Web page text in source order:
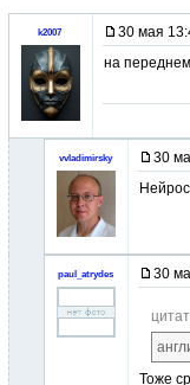
k2007 30 мая
на
vvladimirsky 30
paul_atrydes 30
Тоже